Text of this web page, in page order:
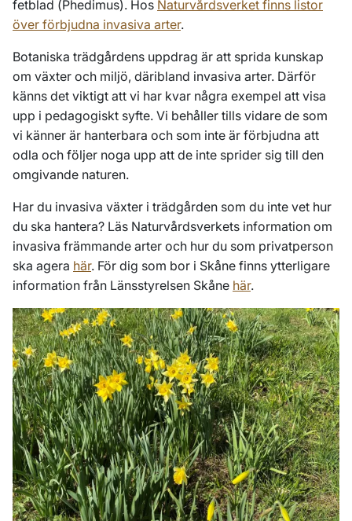
fetblad (Phedimus). Hos Naturvårdsverket finns listor
över förbjudna invasiva arter.
Botaniska trädgårdens uppdrag är att sprida kunskap
om växter och miljö, däribland invasiva arter. Därför
känns det viktigt att vi har kvar några exempel att visa
upp i pedagogiskt syfte. Vi behåller tills vidare de som
vi känner är hanterbara och som inte är förbjudna att
odla och följer noga upp att de inte sprider sig till den
omgivande naturen.
Har du invasiva växter i trädgården som du inte vet hur
du ska hantera? Läs Naturvårdsverkets information om
invasiva främmande arter och hur du som privatperson
ska agera här. För dig som bor i Skåne finns ytterligare
information från Länsstyrelsen Skåne här.